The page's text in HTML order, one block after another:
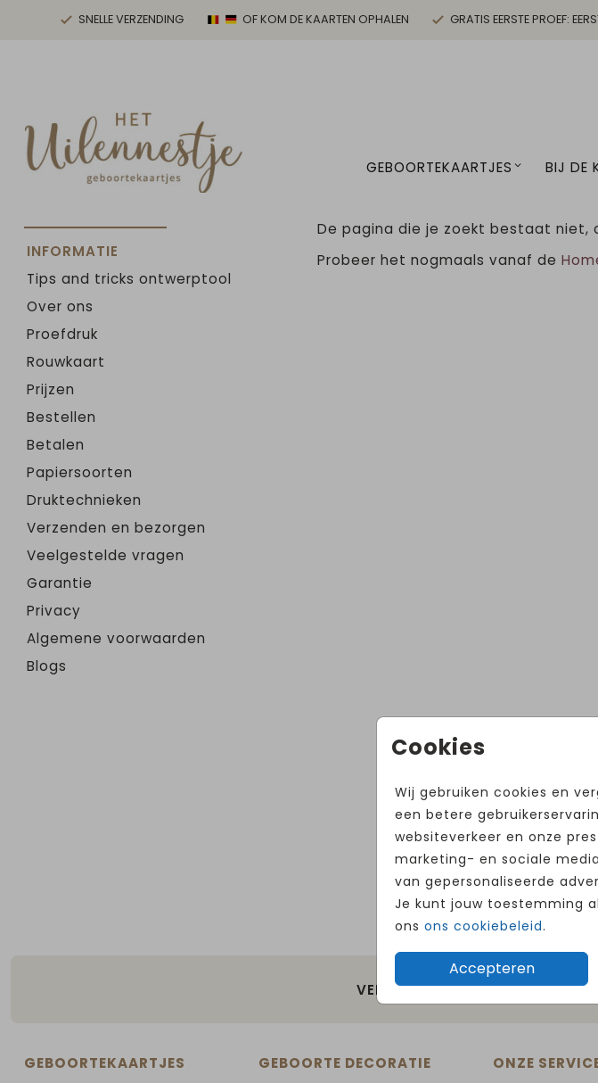
SNELLE VERZENDING OF KOM DE KAARTEN OPHALEN GRATIS EERSTE PROEF:
GEBOORTEKAARTJES BIJ DE
Cookies
Wij gebruiken cookies en
een betere
websiteverkeer en onze
marketing- en sociale
van gepersonaliseerde
Je kunt jouw toestemming
ons ons cookiebeleid.
Accepteren
INFORMATIE
Tips and tricks ontwerptool
Over ons
Proefdruk
Rouwkaart
Prijzen
Bestellen
Betalen
Papiersoorten
Druktechnieken
Verzenden en bezorgen
Veelgestelde vragen
Garantie
Privacy
Algemene voorwaarden
Blogs
De pagina die je zoekt bestaat niet,
Probeer het nogmaals vanaf de
VEILIG WINKELEN EN BETALEN
GEBOORTEKAARTJES GEBOORTE DECORATIE ONZE